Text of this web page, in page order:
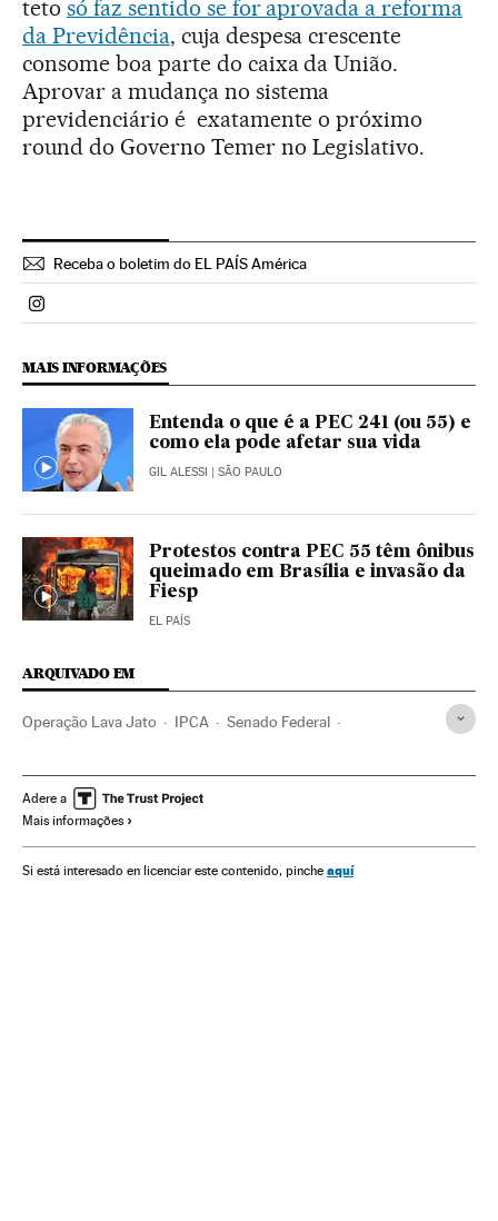
teto só faz sentido se for aprovada a reforma
da Previdência, cuja despesa crescente
consome boa parte do caixa da União.
Aprovar a mudança no sistema
previdenciário é exatamente o próximo
round do Governo Temer no Legislativo.
Receba o boletim do EL PAÍS América
Politica El País Brasil en Instagram
MAIS INFORMAÇÕES
Entenda o que é a PEC 241 (ou 55) e
como ela pode afetar sua vida
GIL ALESSI | SÃO PAULO
Protestos contra PEC 55 têm ônibus
queimado em Brasília e invasão da
Fiesp
EL PAÍS
ARQUIVADO EM
Operação Lava Jato IPCA Senado Federal
PEC Indicadores econômicos
Congresso Nacional Legislação Brasileira
Adere a
Mais informações
Si está interesado en licenciar este contenido, pinche aquí